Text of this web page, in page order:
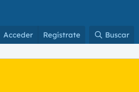
Acceder Regístrate Buscar